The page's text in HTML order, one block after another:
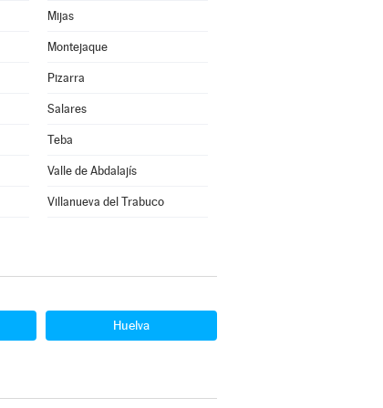
Mijas
Montejaque
Pizarra
Salares
Teba
Valle de Abdalajís
Villanueva del Trabuco
Huelva